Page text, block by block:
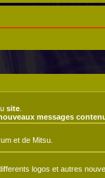
site
messages
et de Mitsu.
logos et autres